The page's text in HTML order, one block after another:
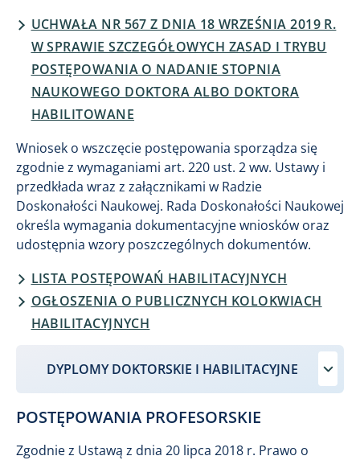
UCHWAŁA NR 567 Z DNIA 18 WRZEŚNIA 2019 R.
W SPRAWIE SZCZEGÓŁOWYCH ZASAD I TRYBU
POSTĘPOWANIA O NADANIE STOPNIA
NAUKOWEGO DOKTORA ALBO DOKTORA
HABILITOWANE
Wniosek o wszczęcie postępowania sporządza się
zgodnie z wymaganiami art. 220 ust. 2 ww. Ustawy i
przedkłada wraz z załącznikami w Radzie
Doskonałości Naukowej. Rada Doskonałości Naukowej
określa wymagania dokumentacyjne wniosków oraz
udostępnia wzory poszczególnych dokumentów.
LISTA POSTĘPOWAŃ HABILITACYJNYCH
OGŁOSZENIA O PUBLICZNYCH KOLOKWIACH
HABILITACYJNYCH
DYPLOMY DOKTORSKIE I HABILITACYJNE
POSTĘPOWANIA PROFESORSKIE
Zgodnie z Ustawą z dnia 20 lipca 2018 r. Prawo o